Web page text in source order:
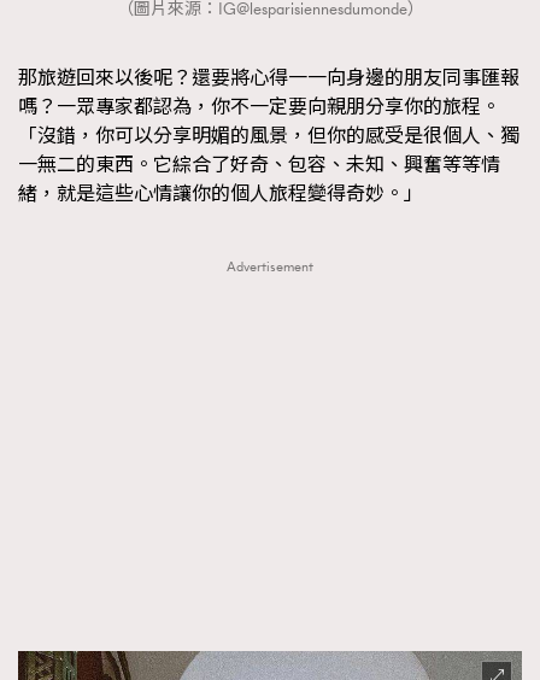
（圖片來源：IG@lesparisiennesdumonde）
那旅遊回來以後呢？還要將心得一一向身邊的朋友同事匯報
嗎？一眾專家都認為，你不一定要向親朋分享你的旅程。
「沒錯，你可以分享明媚的風景，但你的感受是很個人、獨
一無二的東西。它綜合了好奇、包容、未知、興奮等等情
緒，就是這些心情讓你的個人旅程變得奇妙。」
Advertisement